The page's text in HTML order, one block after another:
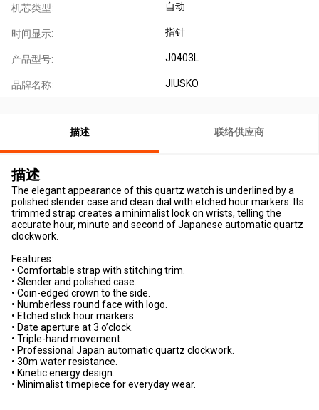
机芯类型: 自动
时间显示: 指针
产品型号: J0403L
品牌名称: JIUSKO
描述 联络供应商
描述
The elegant appearance of this quartz watch is underlined by a
polished slender case and clean dial with etched hour markers. Its
trimmed strap creates a minimalist look on wrists, telling the
accurate hour, minute and second of Japanese automatic quartz
clockwork.
Features:
• Comfortable strap with stitching trim.
• Slender and polished case.
• Coin-edged crown to the side.
• Numberless round face with logo.
• Etched stick hour markers.
• Date aperture at 3 o’clock.
• Triple-hand movement.
• Professional Japan automatic quartz clockwork.
• 30m water resistance.
• Kinetic energy design.
• Minimalist timepiece for everyday wear.